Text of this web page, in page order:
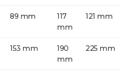
89 mm
117
mm
121 mm
153 mm
190
mm
225 mm